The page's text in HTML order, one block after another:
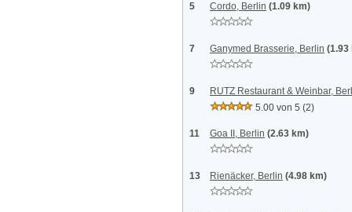
5 Cordo, Berlin (1.09 km)
7 Ganymed Brasserie, Berlin (1.93
9
RUTZ Restaurant & Weinbar,
5.00 von 5 (2)
11 Goa II, Berlin (2.63 km)
13 Rienäcker, Berlin (4.98 km)